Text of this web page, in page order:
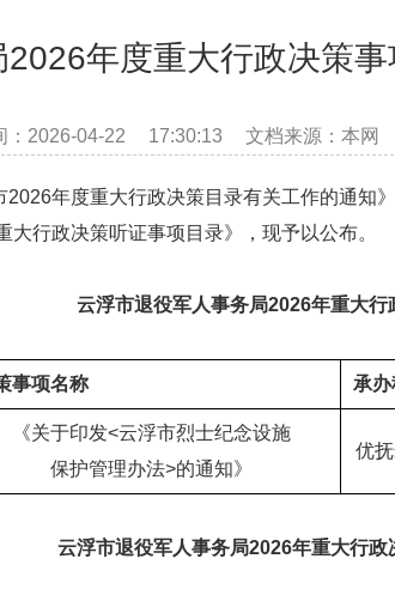
年度重大行政决策
：2026-04-22 17:30:13 文档来源：本
年度重大行政决策目录有关工作的通知
行政决策听证事项目录》，现予以公布。
云浮市退役军人事务局2026年重大行
事项名称 承办
《关于印发<云浮市烈士纪念设施
保护管理办法>的通知》
优
云浮市退役军人事务局2026年重大行政